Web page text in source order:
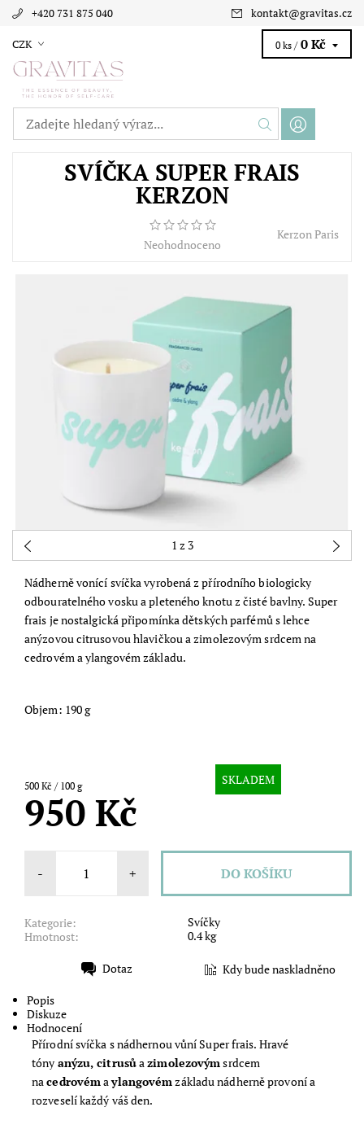
+420 731 875 040 kontakt@gravitas.cz
CZK 0 ks / 0 Kč
SVÍČKA SUPER FRAIS
KERZON
Neohodnoceno
Kerzon Paris
1 z 3
Nádherně vonící svíčka vyrobenáz přírodního biologicky
odbouratelného vosku a pleteného knotu z čisté bavlny. Super
frais jenostalgická připomínka dětských parfémů s lehce
anýzovou citrusovou hlavičkou a zimolezovým srdcem na
cedrovém a ylangovém základu.
Objem: 190 g
500 Kč / 100 g SKLADEM
950 Kč
- +
Kategorie:
Svíčky
Hmotnost:
0.4 kg
Dotaz Kdy bude naskladněno
Popis
Diskuze
Hodnocení
Přírodní svíčka s nádhernou vůní Super frais. Hravé
tóny anýzu, citrusůazimolezovýmsrdcem
nacedrovémaylangovémzákladu nádherně provoní a
rozveselí každý váš den.